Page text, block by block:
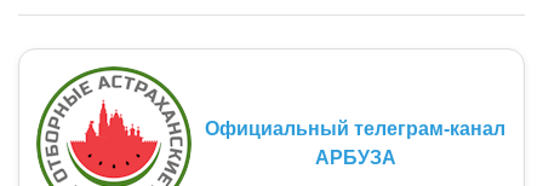
Официальный телеграм-канал
АРБУЗА